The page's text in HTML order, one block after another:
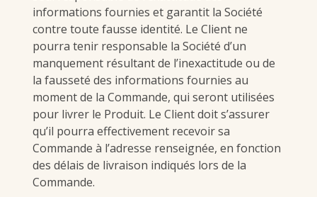
informations fournies et garantit la Société
contre toute fausse identité. Le Client ne
pourra tenir responsable la Société d’un
manquement résultant de l’inexactitude ou de
la fausseté des informations fournies au
moment de la Commande, qui seront utilisées
pour livrer le Produit. Le Client doit s’assurer
qu’il pourra effectivement recevoir sa
Commande à l’adresse renseignée, en fonction
des délais de livraison indiqués lors de la
Commande.